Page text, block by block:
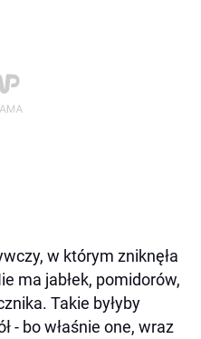
w którym zniknęła
ma jabłek, pomidorów,
Takie byłyby
- bo właśnie one, wraz